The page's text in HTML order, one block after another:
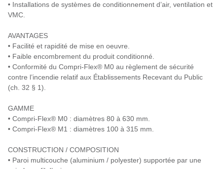
• Installations de systèmes de conditionnement d’air, ventilation et
VMC.
AVANTAGES
• Facilité et rapidité de mise en oeuvre.
• Faible encombrement du produit conditionné.
• Conformité du Compri-Flex® M0 au règlement de sécurité
contre l’incendie relatif aux Établissements Recevant du Public
(ch. 32 § 1).
GAMME
• Compri-Flex® M0 : diamètres 80 à 630 mm.
• Compri-Flex® M1 : diamètres 100 à 315 mm.
CONSTRUCTION / COMPOSITION
• Paroi multicouche (aluminium / polyester) supportée par une